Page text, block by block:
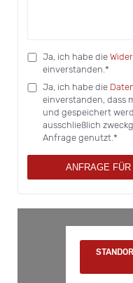
Ja, ich habe die
einverstanden.*
Ja, ich habe die
einverstanden, dass
und gespeichert
ausschließlich
Anfrage genutzt.*
ANFRAGE